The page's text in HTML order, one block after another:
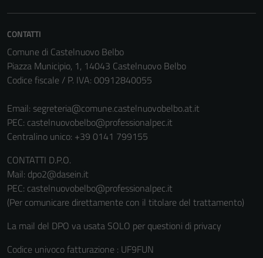
CONTATTI
Comune di Castelnuovo Belbo
Piazza Municipio, 1, 14043 Castelnuovo Belbo
Codice fiscale / P. IVA: 00912840055
Email: segreteria@comune.castelnuovobelbo.at.it
PEC: castelnuovobelbo@professionalpec.it
Centralino unico: +39 0141 799155
CONTATTI D.P.O.
Mail: dpo2@dasein.it
PEC: castelnuovobelbo@professionalpec.it
(Per comunicare direttamente con il titolare del trattamento)
La mail del DPO va usata SOLO per questioni di privacy
Codice univoco fatturazione : UF9FUN
sono necessari
del sito e non
possono
essere
disabilitati.
Questi cookie
non raccolgono